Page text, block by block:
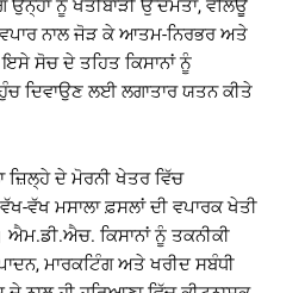
ਉਨ੍ਹਾਂ ਨੂੰ ਖੇਤੀਬਾੜੀ ਉੱਦਮਤਾ, ਵੈਲਿਊ
ਨਾਲ ਜੋੜ ਕੇ ਆਤਮ-ਨਿਰਭਰ ਅਤੇ
ਸੋਚ ਦੇ ਤਹਿਤ ਕਿਸਾਨਾਂ ਨੂੰ
ਦਿਵਾਉਣ ਲਈ ਲਗਾਤਾਰ ਯਤਨ ਕੀਤੇ
ਦੇ ਮੋਰਨੀ ਖੇਤਰ ਵਿੱਚ
ਵੱਖ ਮਸਾਲਾ ਫ਼ਸਲਾਂ ਦੀ ਵਪਾਰਕ ਖੇਤੀ
ਐਮ.ਡੀ.ਐਚ. ਕਿਸਾਨਾਂ ਨੂੰ ਤਕਨੀਕੀ
ਮਾਰਕਟਿੰਗ ਅਤੇ ਖਰੀਦ ਸਬੰਧੀ